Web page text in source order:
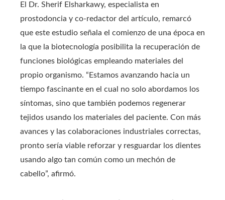
El Dr. Sherif Elsharkawy, especialista en
prostodoncia y co-redactor del artículo, remarcó
que este estudio señala el comienzo de una época en
la que la biotecnología posibilita la recuperación de
funciones biológicas empleando materiales del
propio organismo. “Estamos avanzando hacia un
tiempo fascinante en el cual no solo abordamos los
síntomas, sino que también podemos regenerar
tejidos usando los materiales del paciente. Con más
avances y las colaboraciones industriales correctas,
pronto sería viable reforzar y resguardar los dientes
usando algo tan común como un mechón de
cabello”, afirmó.